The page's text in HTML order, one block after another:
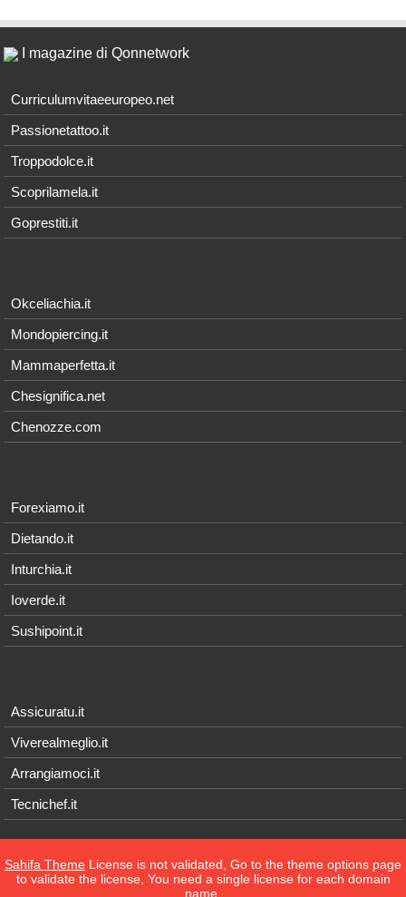
I magazine di Qonnetwork
Curriculumvitaeeuropeo.net
Passionetattoo.it
Troppodolce.it
Scoprilamela.it
Goprestiti.it
Okceliachia.it
Mondopiercing.it
Mammaperfetta.it
Chesignifica.net
Chenozze.com
Forexiamo.it
Dietando.it
Inturchia.it
Ioverde.it
Sushipoint.it
Assicuratu.it
Viverealmeglio.it
Arrangiamoci.it
Tecnichef.it
Sahifa Theme License is not validated, Go to the theme options page
to validate the license, You need a single license for each domain
name.